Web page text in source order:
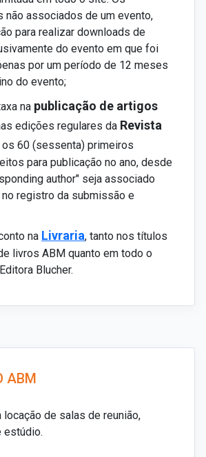
não associados de um evento,
para realizar downloads de
do evento em que foi
por um período de 12 meses
do evento;
na publicação de artigos
edições regulares da Revista
os 60 (sessenta) primeiros
para publicação no ano, desde
author" seja associado
registro da submissão e
na Livraria, tanto nos títulos
livros ABM quanto em todo o
Blucher.
ABM
locação de salas de reunião,
estúdio.